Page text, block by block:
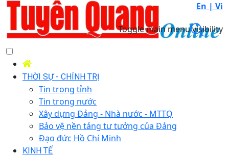
En | Vi
Toggle main menu visibility
THỜI SỰ - CHÍNH TRỊ
Tin trong tỉnh
Tin trong nước
Xây dựng Đảng - Nhà nước - MTTQ
Bảo vệ nền tảng tư tưởng của Đảng
Đạo đức Hồ Chí Minh
KINH TẾ